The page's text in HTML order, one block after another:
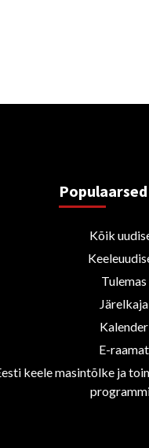
Kõik
Tulemas
Järelkaja
Kalender
E-raamat
keele masintõlke ja